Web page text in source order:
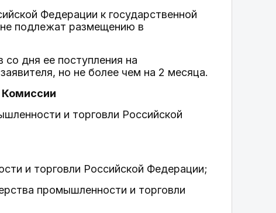
Федерации к государственной
не подлежат размещению в
дня ее поступления на
но не более чем на 2 месяца.
Комиссии
и торговли Российской
и торговли Российской Федерации;
промышленности и торговли